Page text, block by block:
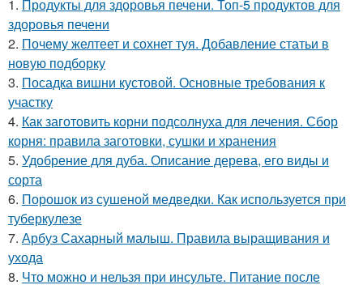
1. Продукты для здоровья печени. Топ-5 продуктов для
здоровья печени
2. Почему желтеет и сохнет туя. Добавление статьи в
новую подборку
3. Посадка вишни кустовой. Основные требования к
участку
4. Как заготовить корни подсолнуха для лечения. Сбор
корня: правила заготовки, сушки и хранения
5. Удобрение для дуба. Описание дерева, его виды и
сорта
6. Порошок из сушеной медведки. Как используется при
туберкулезе
7. Арбуз Сахарный малыш. Правила выращивания и
ухода
8. Что можно и нельзя при инсульте. Питание после